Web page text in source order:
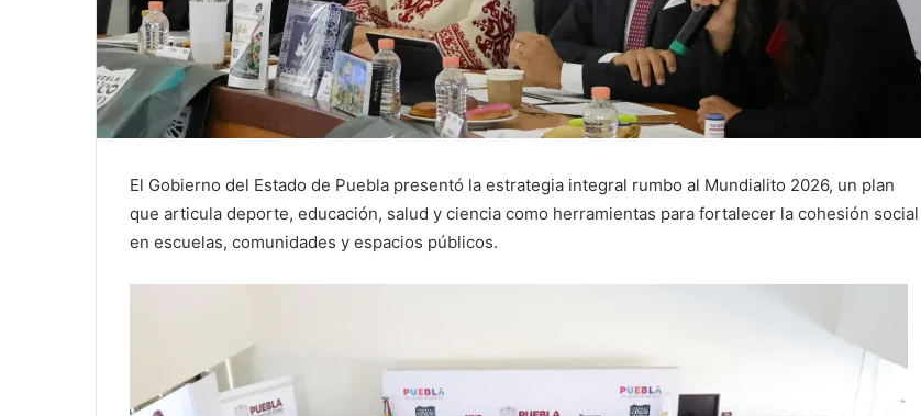
El Gobierno del Estado de Puebla presentó la estrategia integral rumbo al Mundialito 2026, un plan
que articula deporte, educación, salud y ciencia como herramientas para fortalecer la cohesión social
en escuelas, comunidades y espacios públicos.